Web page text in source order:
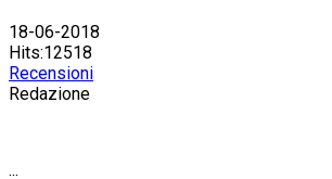
18-06-2018
Hits:12518
Recensioni
Redazione
...